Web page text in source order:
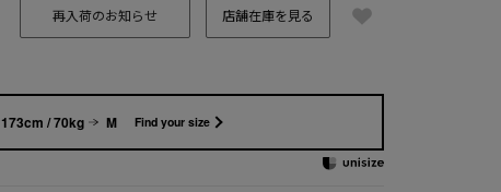
再入荷のお知らせ 店舗在庫を見る
173cm / 70kg M Find your size